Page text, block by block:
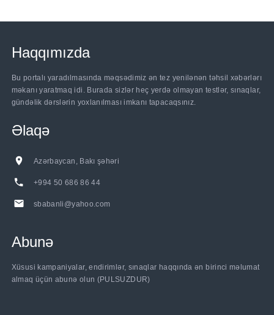
Haqqımızda
Bu portalı yaradılmasında məqsədimiz ən tez yenilənən təhsil xəbərlərı
məkanı yaratmaq idi. Burada sizlər heç yerdə olmayan testlər, sınaqlar,
gündəlik dərslərin yoxlanılması imkanı tapacaqsınız.
Əlaqə
Azərbaycan, Bakı şəhəri
+994 50 686 86 44
sbabanli@yahoo.com
Abunə
Xüsusi kampaniyalar, endirimlər, sınaqlar haqqında ən birinci məlumat
almaq üçün abunə olun (PULSUZDUR)